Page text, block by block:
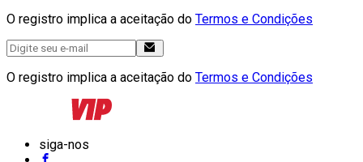
O registro implica a aceitação do Termos e Condições
O registro implica a aceitação do Termos e Condições
siga-nos